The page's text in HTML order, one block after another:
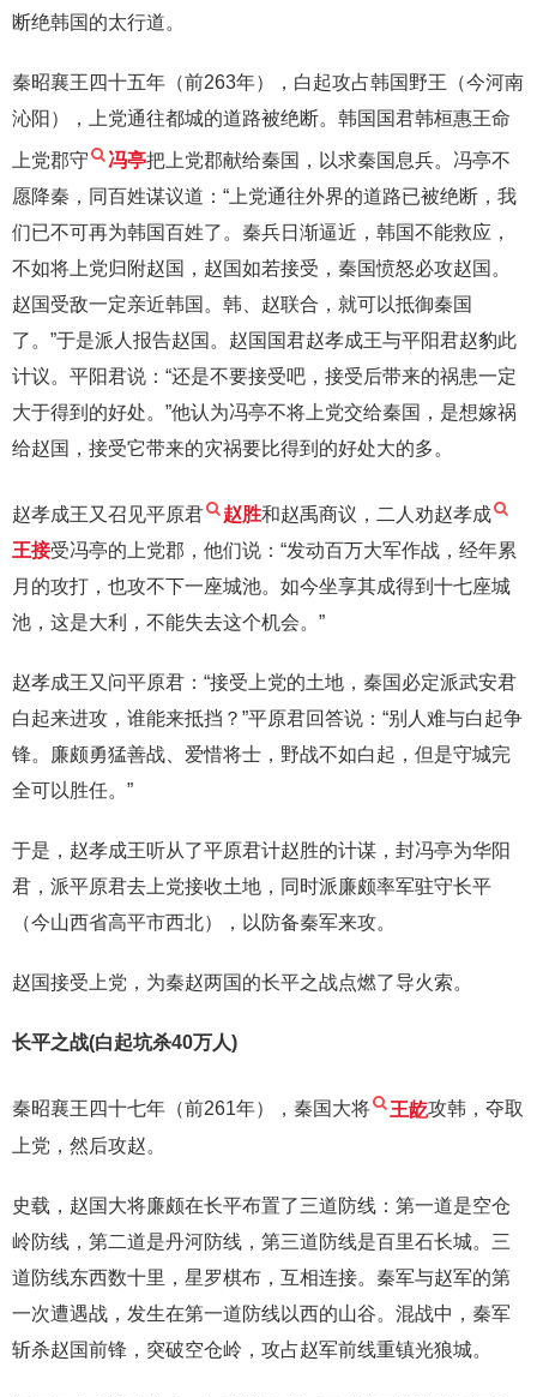
断绝韩国的太行道。
秦昭襄王四十五年（前263年），白起攻占韩国野王（今河南
沁阳），上党通往都城的道路被绝断。韩国国君韩桓惠王命
上党郡守 冯亭把上党郡献给秦国，以求秦国息兵。冯亭不
愿降秦，同百姓谋议道：“上党通往外界的道路已被绝断，我
们已不可再为韩国百姓了。秦兵日渐逼近，韩国不能救应，
不如将上党归附赵国，赵国如若接受，秦国愤怒必攻赵国。
赵国受敌一定亲近韩国。韩、赵联合，就可以抵御秦国
了。”于是派人报告赵国。赵国国君赵孝成王与平阳君赵豹此
计议。平阳君说：“还是不要接受吧，接受后带来的祸患一定
大于得到的好处。”他认为冯亭不将上党交给秦国，是想嫁祸
给赵国，接受它带来的灾祸要比得到的好处大的多。
赵孝成王又召见平原君 赵胜和赵禹商议，二人劝赵孝成
王接受冯亭的上党郡，他们说：“发动百万大军作战，经年累
月的攻打，也攻不下一座城池。如今坐享其成得到十七座城
池，这是大利，不能失去这个机会。”
赵孝成王又问平原君：“接受上党的土地，秦国必定派武安君
白起来进攻，谁能来抵挡？”平原君回答说：“别人难与白起争
锋。廉颇勇猛善战、爱惜将士，野战不如白起，但是守城完
全可以胜任。”
于是，赵孝成王听从了平原君计赵胜的计谋，封冯亭为华阳
君，派平原君去上党接收土地，同时派廉颇率军驻守长平
（今山西省高平市西北），以防备秦军来攻。
赵国接受上党，为秦赵两国的长平之战点燃了导火索。
长平之战(白起坑杀40万人)
秦昭襄王四十七年（前261年），秦国大将 王龁攻韩，夺取
上党，然后攻赵。
史载，赵国大将廉颇在长平布置了三道防线：第一道是空仓
岭防线，第二道是丹河防线，第三道防线是百里石长城。三
道防线东西数十里，星罗棋布，互相连接。秦军与赵军的第
一次遭遇战，发生在第一道防线以西的山谷。混战中，秦军
斩杀赵国前锋，突破空仓岭，攻占赵军前线重镇光狼城。